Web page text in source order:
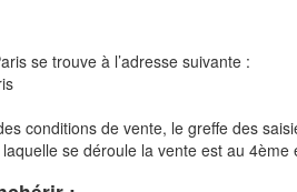
se trouve à l’adresse suivante :
conditions de vente, le greffe des
laquelle se déroule la vente est au 4ème